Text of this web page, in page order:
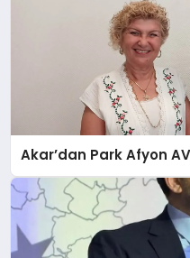
Akar’dan Park Afyon